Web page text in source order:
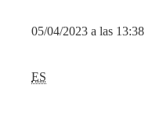
05/04/2023 a las 13:38
ES